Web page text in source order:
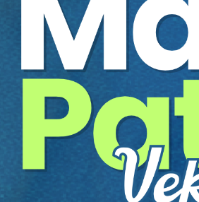
II. BORÇLAR HUKUKU KONGRESİ
Eğitim Yapıldı Tekrar Talep Et